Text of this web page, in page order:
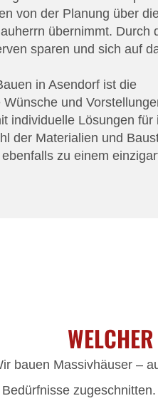
von der Planung über
übernimmt. Durch
sparen und sich auf
in Asendorf ist die
und
individuelle Lösungen für
der Materialien und
zu einem
bauen Massivhäuser –
Bedürfnisse